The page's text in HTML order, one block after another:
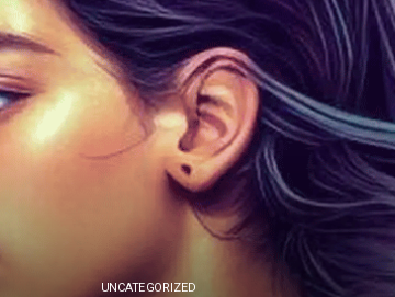
UNCATEGORIZED